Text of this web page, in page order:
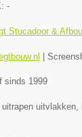
-
Stucadoor &
sinds 1999